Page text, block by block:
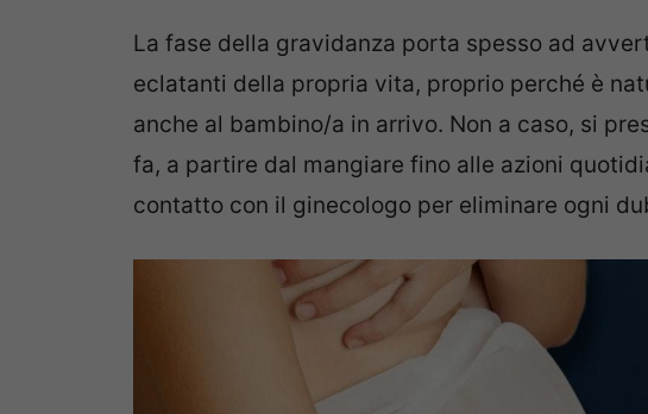
La fase della gravidanza porta spesso ad
eclatanti della propria vita, proprio perché è
anche al bambino/a in arrivo. Non a caso, si
fa, a partire dal mangiare fino alle azioni
contatto con il ginecologo per eliminare ogni